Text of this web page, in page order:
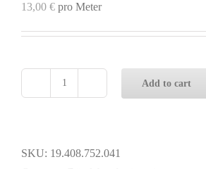
13,00 € pro Meter
Uni
Add to cart
SKU: 19.408.752.041